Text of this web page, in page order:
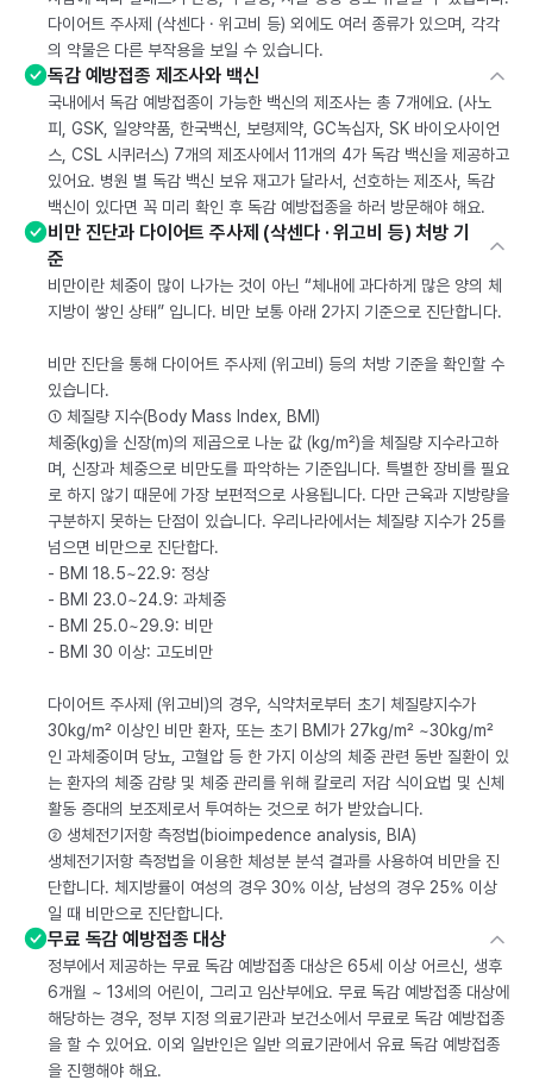
다이어트 주사제 (삭센다 · 위고비 등) 외에도 여러 종류가 있으며, 각각
의 약물은 다른 부작용을 보일 수 있습니다.
독감 예방접종 제조사와 백신
국내에서 독감 예방접종이 가능한 백신의 제조사는 총 7개에요. (사노
피, GSK, 일양약품, 한국백신, 보령제약, GC녹십자, SK 바이오사이언
스, CSL 시퀴러스) 7개의 제조사에서 11개의 4가 독감 백신을 제공하고
있어요. 병원 별 독감 백신 보유 재고가 달라서, 선호하는 제조사, 독감
백신이 있다면 꼭 미리 확인 후 독감 예방접종을 하러 방문해야 해요.
비만 진단과 다이어트 주사제 (삭센다 · 위고비 등) 처방 기
준
비만이란 체중이 많이 나가는 것이 아닌 “체내에 과다하게 많은 양의 체
지방이 쌓인 상태” 입니다. 비만 보통 아래 2가지 기준으로 진단합니다.
비만 진단을 통해 다이어트 주사제 (위고비) 등의 처방 기준을 확인할 수
있습니다.
① 체질량 지수(Body Mass Index, BMI)
체중(kg)을 신장(m)의 제곱으로 나눈 값 (kg/m²)을 체질량 지수라고하
며, 신장과 체중으로 비만도를 파악하는 기준입니다. 특별한 장비를 필요
로 하지 않기 때문에 가장 보편적으로 사용됩니다. 다만 근육과 지방량을
구분하지 못하는 단점이 있습니다. 우리나라에서는 체질량 지수가 25를
넘으면 비만으로 진단합다.
- BMI 18.5~22.9: 정상
- BMI 23.0~24.9: 과체중
- BMI 25.0~29.9: 비만
- BMI 30 이상: 고도비만
다이어트 주사제 (위고비)의 경우, 식약처로부터 초기 체질량지수가
30kg/m² 이상인 비만 환자, 또는 초기 BMI가 27kg/m² ~30kg/m²
인 과체중이며 당뇨, 고혈압 등 한 가지 이상의 체중 관련 동반 질환이 있
는 환자의 체중 감량 및 체중 관리를 위해 칼로리 저감 식이요법 및 신체
활동 증대의 보조제로서 투여하는 것으로 허가 받았습니다.
② 생체전기저항 측정법(bioimpedence analysis, BIA)
생체전기저항 측정법을 이용한 체성분 분석 결과를 사용하여 비만을 진
단합니다. 체지방률이 여성의 경우 30% 이상, 남성의 경우 25% 이상
일 때 비만으로 진단합니다.
무료 독감 예방접종 대상
정부에서 제공하는 무료 독감 예방접종 대상은 65세 이상 어르신, 생후
6개월 ~ 13세의 어린이, 그리고 임산부에요. 무료 독감 예방접종 대상에
해당하는 경우, 정부 지정 의료기관과 보건소에서 무료로 독감 예방접종
을 할 수 있어요. 이외 일반인은 일반 의료기관에서 유료 독감 예방접종
을 진행해야 해요.